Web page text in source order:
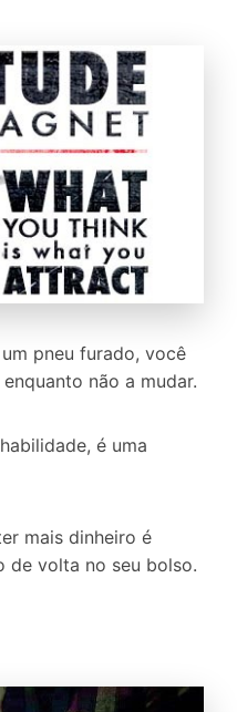
pneu furado, você
não a mudar.
é uma
mais dinheiro é
de volta no seu bolso.